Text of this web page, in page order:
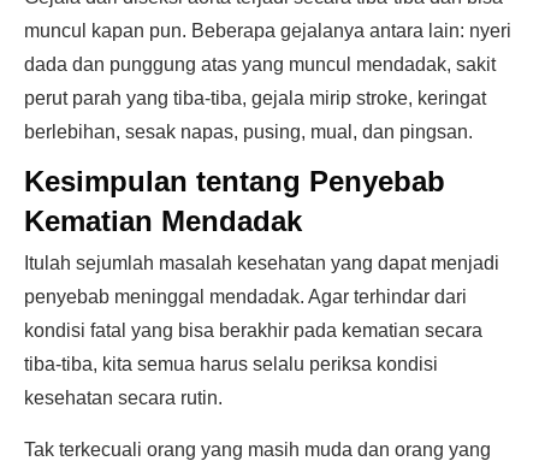
muncul kapan pun. Beberapa gejalanya antara lain: nyeri
dada dan punggung atas yang muncul mendadak, sakit
perut parah yang tiba-tiba, gejala mirip stroke, keringat
berlebihan, sesak napas, pusing, mual, dan pingsan.
Kesimpulan tentang Penyebab
Kematian Mendadak
Itulah sejumlah masalah kesehatan yang dapat menjadi
penyebab meninggal mendadak. Agar terhindar dari
kondisi fatal yang bisa berakhir pada kematian secara
tiba-tiba, kita semua harus selalu periksa kondisi
kesehatan secara rutin.
Tak terkecuali orang yang masih muda dan orang yang